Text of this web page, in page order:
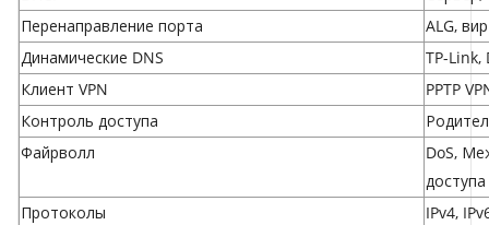
Перенаправление порта
ALG,
Динамические DNS
TP-Link,
Клиент VPN
PPTP
Контроль доступа
Файрволл
DoS,
доступа
Протоколы
IPv4,